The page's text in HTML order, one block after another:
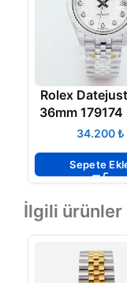
Rolex
36mm 179174
Clone Eta
₺
Sepete
İlgili ürünler